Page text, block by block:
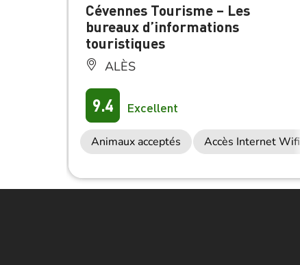
Cévennes Tourisme – Les
bureaux d’informations
touristiques
ALÈS
9.4 Excellent
Animaux acceptés Accès Internet Wifi